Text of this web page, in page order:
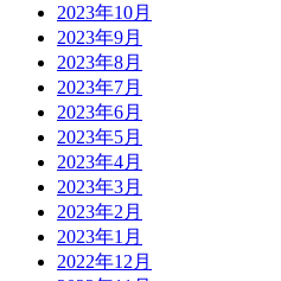
2023年10月
2023年9月
2023年8月
2023年7月
2023年6月
2023年5月
2023年4月
2023年3月
2023年2月
2023年1月
2022年12月